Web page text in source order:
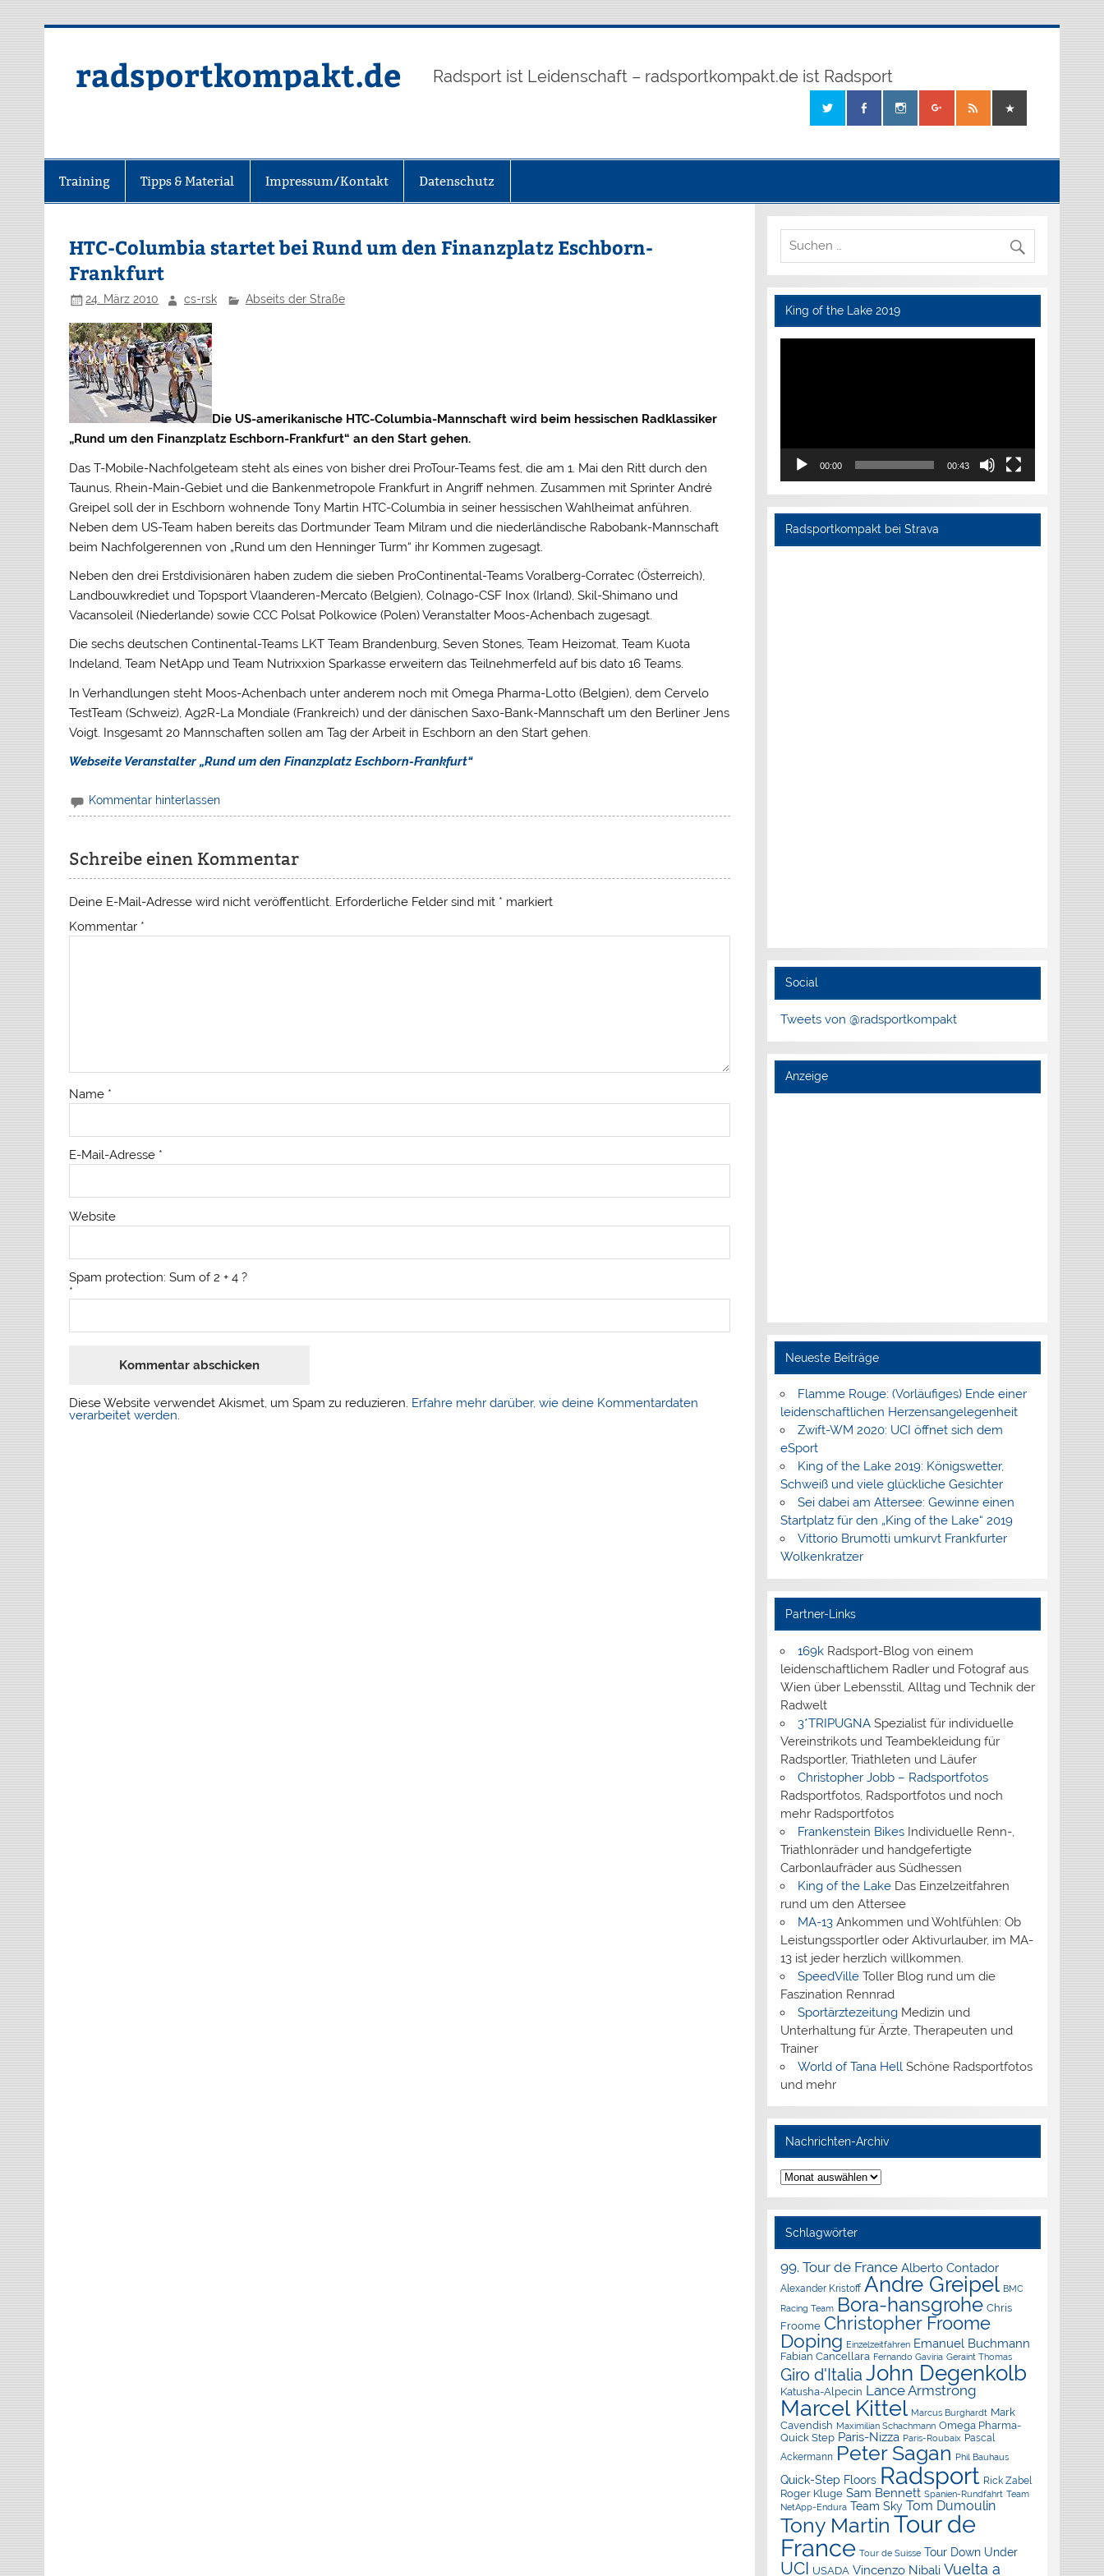
radsportkompakt.de Radsport ist Leidenschaft – radsportkompakt.de ist Radsport
Training Tipps & Material Impressum/Kontakt Datenschutz
HTC-Columbia startet bei Rund um den Finanzplatz Eschborn-
Frankfurt
24. März 2010 cs-rsk Abseits der Straße
Die US-amerikanische HTC-Columbia-Mannschaft wird beim hessischen Radklassiker
„Rund um den Finanzplatz Eschborn-Frankfurt“ an den Start gehen.
Das T-Mobile-Nachfolgeteam steht als eines von bisher drei ProTour-Teams fest, die am 1. Mai den Ritt durch den
Taunus, Rhein-Main-Gebiet und die Bankenmetropole Frankfurt in Angriff nehmen. Zusammen mit Sprinter André
Greipel soll der in Eschborn wohnende Tony Martin HTC-Columbia in seiner hessischen Wahlheimat anführen.
Neben dem US-Team haben bereits das Dortmunder Team Milram und die niederländische Rabobank-Mannschaft
beim Nachfolgerennen von „Rund um den Henninger Turm“ ihr Kommen zugesagt.
Neben den drei Erstdivisionären haben zudem die sieben ProContinental-Teams Voralberg-Corratec (Österreich),
Landbouwkrediet und Topsport Vlaanderen-Mercato (Belgien), Colnago-CSF Inox (Irland), Skil-Shimano und
Vacansoleil (Niederlande) sowie CCC Polsat Polkowice (Polen) Veranstalter Moos-Achenbach zugesagt.
Die sechs deutschen Continental-Teams LKT Team Brandenburg, Seven Stones, Team Heizomat, Team Kuota
Indeland, Team NetApp und Team Nutrixxion Sparkasse erweitern das Teilnehmerfeld auf bis dato 16 Teams.
In Verhandlungen steht Moos-Achenbach unter anderem noch mit Omega Pharma-Lotto (Belgien), dem Cervelo
TestTeam (Schweiz), Ag2R-La Mondiale (Frankreich) und der dänischen Saxo-Bank-Mannschaft um den Berliner Jens
Voigt. Insgesamt 20 Mannschaften sollen am Tag der Arbeit in Eschborn an den Start gehen.
Webseite Veranstalter „Rund um den Finanzplatz Eschborn-Frankfurt“
Kommentar hinterlassen
Schreibe einen Kommentar
Deine E-Mail-Adresse wird nicht veröffentlicht. Erforderliche Felder sind mit * markiert
Kommentar *
Name *
E-Mail-Adresse *
Website
Spam protection: Sum of 2 + 4 ?
*
Diese Website verwendet Akismet, um Spam zu reduzieren. Erfahre mehr darüber, wie deine Kommentardaten
verarbeitet werden.
King of the Lake 2019
Video-
00:00 00:43
Radsportkompakt bei Strava
Social
Tweets von @radsportkompakt
Anzeige
Neueste Beiträge
Flamme Rouge: (Vorläufiges) Ende einer
leidenschaftlichen Herzensangelegenheit
Zwift-WM 2020: UCI öffnet sich dem
eSport
King of the Lake 2019: Königswetter,
Schweiß und viele glückliche Gesichter
Sei dabei am Attersee: Gewinne einen
Startplatz für den „King of the Lake“ 2019
Vittorio Brumotti umkurvt Frankfurter
Wolkenkratzer
Partner-Links
169kRadsport-Blog von einem
leidenschaftlichem Radler und Fotograf aus
Wien über Lebensstil, Alltag und Technik der
Radwelt
3*TRIPUGNASpezialist für individuelle
Vereinstrikots und Teambekleidung für
Radsportler, Triathleten und Läufer
Christopher Jobb – Radsportfotos
Radsportfotos, Radsportfotos und noch
mehr Radsportfotos
Frankenstein BikesIndividuelle Renn-,
Triathlonräder und handgefertigte
Carbonlaufräder aus Südhessen
King of the LakeDas Einzelzeitfahren
rund um den Attersee
MA-13Ankommen und Wohlfühlen: Ob
Leistungssportler oder Aktivurlauber, im MA-
13 ist jeder herzlich willkommen.
SpeedVilleToller Blog rund um die
Faszination Rennrad
SportärztezeitungMedizin und
Unterhaltung für Ärzte, Therapeuten und
Trainer
World of Tana Hell Schöne Radsportfotos
und mehr
Nachrichten-Archiv
Nachrichten-
Archiv
Schlagwörter
99. Tour de France Alberto Contador
Alexander Kristoff Andre Greipel BMC
Racing Team Bora-hansgrohe Chris
Froome Christopher Froome
Doping Einzelzeitfahren Emanuel Buchmann
Fabian Cancellara Fernando Gaviria Geraint Thomas
Giro d'Italia John Degenkolb
Katusha-Alpecin Lance Armstrong
Marcel Kittel Marcus Burghardt Mark
Cavendish Maximilian Schachmann Omega Pharma-
Quick Step Paris-Nizza Paris-Roubaix Pascal
Ackermann Peter Sagan Phil Bauhaus
Quick-Step Floors Radsport Rick Zabel
Roger Kluge Sam Bennett Spanien-Rundfahrt Team
NetApp-Endura Team Sky Tom Dumoulin
Tony Martin Tour de
France Tour de Suisse Tour Down Under
UCI USADA Vincenzo Nibali Vuelta a